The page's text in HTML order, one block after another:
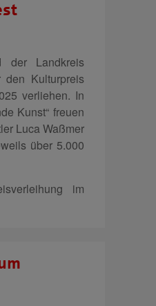
der Landkreis
Kulturpreis
verliehen. In
Kunst“ freuen
Luca Waßmer
über 5.000
im